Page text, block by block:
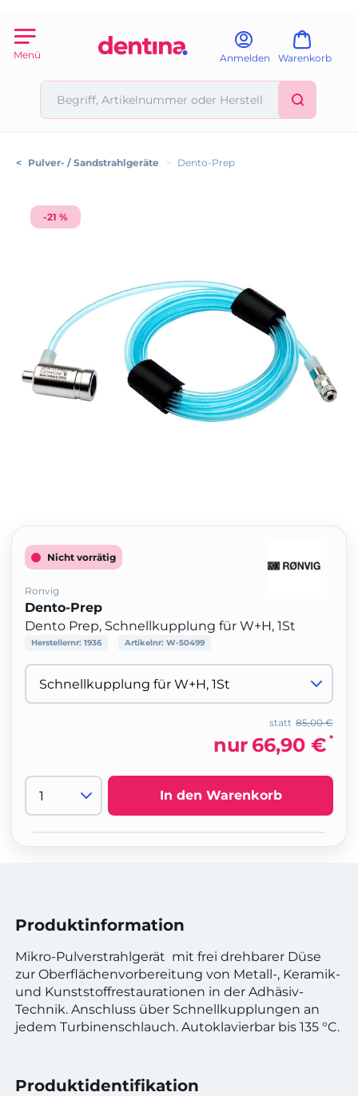
Menü Anmelden Warenkorb
< Pulver- / Sandstrahlgeräte > Dento-Prep
-21 %
Nicht vorrätig
Ronvig
Dento-Prep
Dento Prep, Schnellkupplung für W+H, 1St
Herstellernr: 1936 Artikelnr: W-50499
85,00 €
statt
nur 66,90 € *
In den Warenkorb
Produktinformation
Mikro-Pulverstrahlgerät mit frei drehbarer Düse
zur Oberflächenvorbereitung von Metall-, Keramik-
und Kunststoffrestaurationen in der Adhäsiv-
Technik. Anschluss über Schnellkupplungen an
jedem Turbinenschlauch. Autoklavierbar bis 135 °C.
Produktidentifikation